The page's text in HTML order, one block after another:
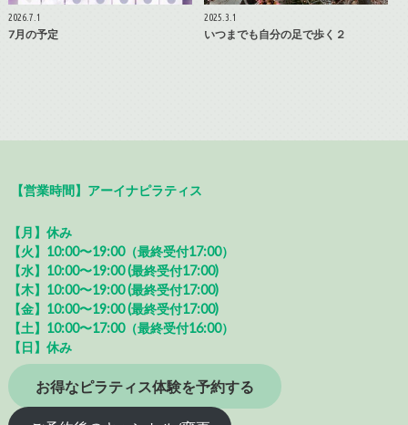
2026.7.1
7月の予定
2025.3.1
いつまでも自分の足で歩く２
【営業時間】アーイナピラティス
【月】休み
【火】10:00〜19:00（最終受付17:00）
【水】10:00〜19:00 (最終受付17:00)
【木】10:00〜19:00 (最終受付17:00)
【金】10:00〜19:00 (最終受付17:00)
【土】10:00〜17:00（最終受付16:00）
【日】休み
お得なピラティス体験を予約する